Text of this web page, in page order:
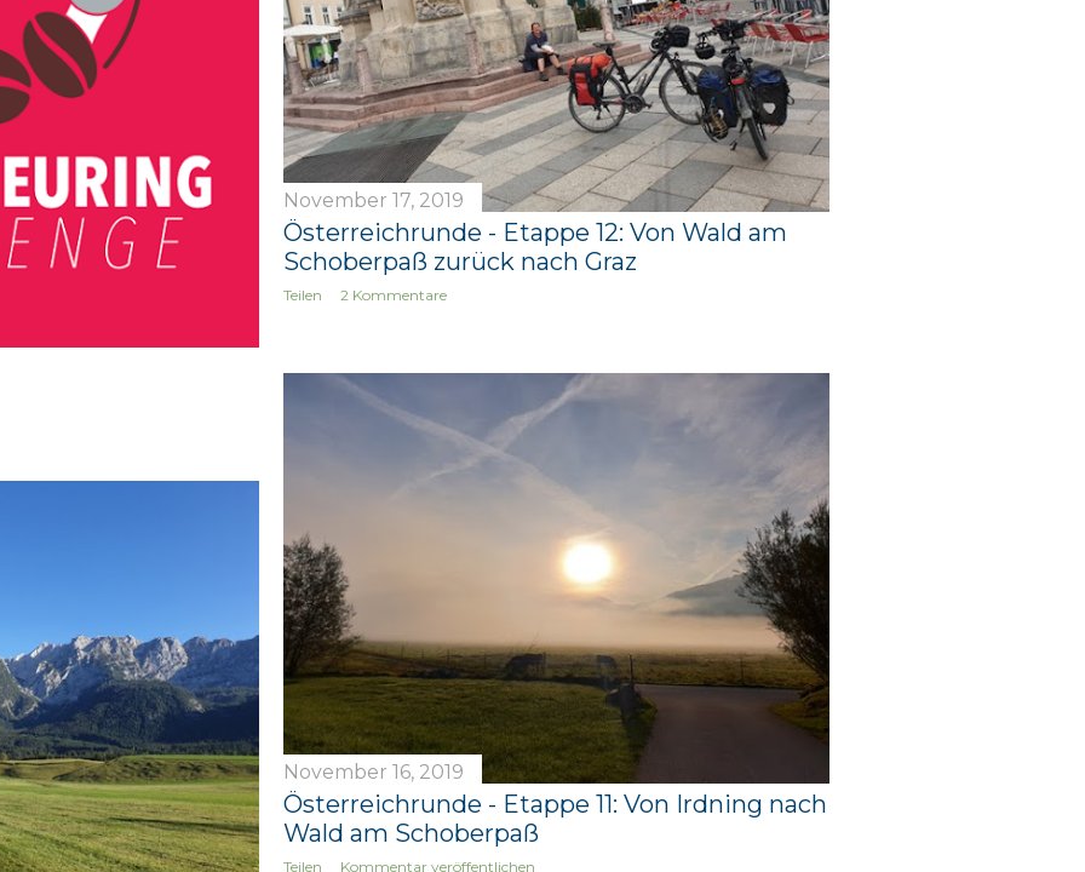
November 17, 2019
Österreichrunde - Etappe 12: Von Wald am
Schoberpaß zurück nach Graz
Teilen 2 Kommentare
November 16, 2019
Österreichrunde - Etappe 11: Von Irdning nach
Wald am Schoberpaß
Teilen Kommentar veröffentlichen